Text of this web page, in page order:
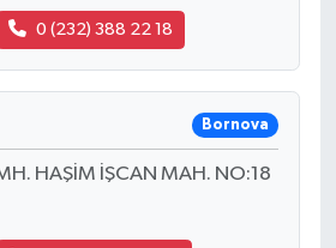
0 (232) 388 22 18
Bornova
HAŞİM İŞCAN MAH. NO:18